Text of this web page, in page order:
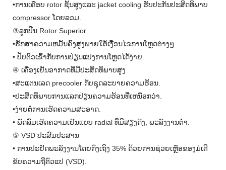
•ການເຄືອບ rotor ຊັ້ນສູງແລະ jacket cooling ຮັບປະກັນປະສິດທິພາບ
compressor ໂດຍລວມ.
③ລູກປືນ Rotor Superior
•ຮັກສາຄວາມຫມັ້ນຄົງສູງພາຍໃຕ້ເງື່ອນໄຂການໂຫຼດຕ່າງໆ.
• ປັບຕົວເຂົ້າກັບການປ່ຽນແປງການໂຫຼດໄດ້ງ່າຍ.
④ ເຄື່ອງເຢັນອາກາດທີ່ມີປະສິດທິພາບສູງ
•ສະແຕນເລດ precooler ກັບຊຸດລະບາຍຄວາມຮ້ອນ.
•ປະສິດທິພາບການແລກປ່ຽນຄວາມຮ້ອນທີ່ເຫນືອກວ່າ.
•ງ່າຍຕໍ່ການເຮັດຄວາມສະອາດ.
• ພັດລົມເຮັດຄວາມເຢັນແບບ radial ທີ່ມີສຽງດັງ, ພະລັງງານຕໍ່າ.
⑤ VSD ປະສົມປະສານ
• ການປະຢັດພະລັງງານໂດຍກົງເຖິງ 35% ດ້ວຍການຊ່ວຍເຫຼືອຂອງມໍເຕີ
ຂັບຄວາມຖີ່ຕົວແປ (VSD).